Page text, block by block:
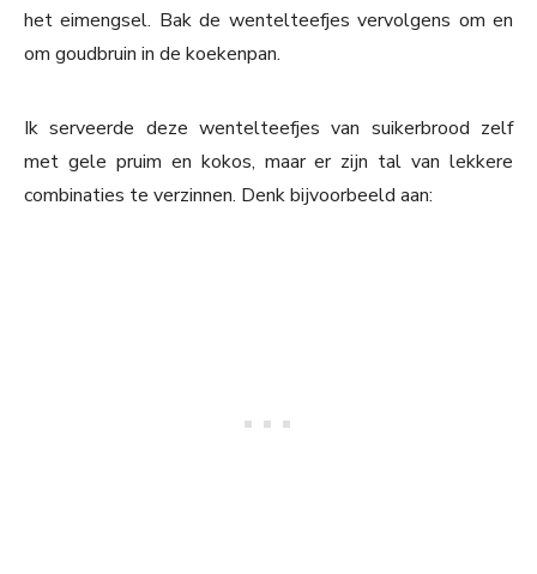
het eimengsel. Bak de wentelteefjes vervolgens om en
om goudbruin in de koekenpan.
Ik serveerde deze wentelteefjes van suikerbrood zelf
met gele pruim en kokos, maar er zijn tal van lekkere
combinaties te verzinnen. Denk bijvoorbeeld aan: